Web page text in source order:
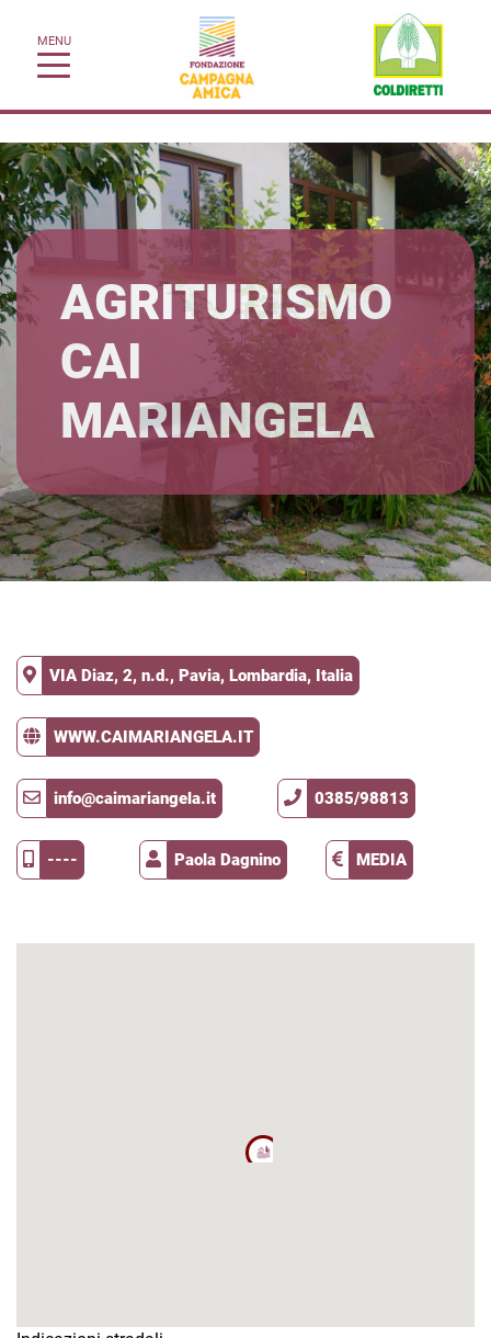
MENU
AGRITURISMO
CAI
MARIANGELA
VIA Diaz, 2, n.d., Pavia, Lombardia, Italia
WWW.CAIMARIANGELA.IT
info@caimariangela.it 0385/98813
---- Paola Dagnino MEDIA